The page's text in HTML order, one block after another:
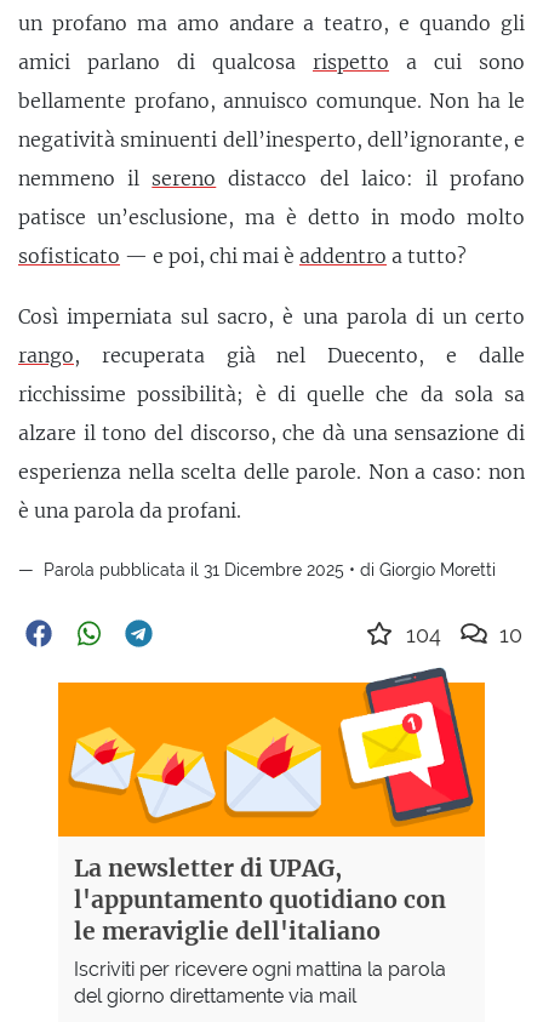
un profano ma amo andare a teatro, e quando gli
amici parlano di qualcosa rispetto a cui sono
bellamente profano, annuisco comunque. Non ha le
negatività sminuenti dell’inesperto, dell’ignorante, e
nemmeno il sereno distacco del laico: il profano
patisce un’esclusione, ma è detto in modo molto
sofisticato — e poi, chi mai è addentro a tutto?
Così imperniata sul sacro, è una parola di un certo
rango, recuperata già nel Duecento, e dalle
ricchissime possibilità; è di quelle che da sola sa
alzare il tono del discorso, che dà una sensazione di
esperienza nella scelta delle parole. Non a caso: non
è una parola da profani.
Parola pubblicata il 31 Dicembre 2025 • di Giorgio Moretti
104 10
La newsletter di UPAG,
l'appuntamento quotidiano con
le meraviglie dell'italiano
Iscriviti per ricevere ogni mattina la parola
del giorno direttamente via mail